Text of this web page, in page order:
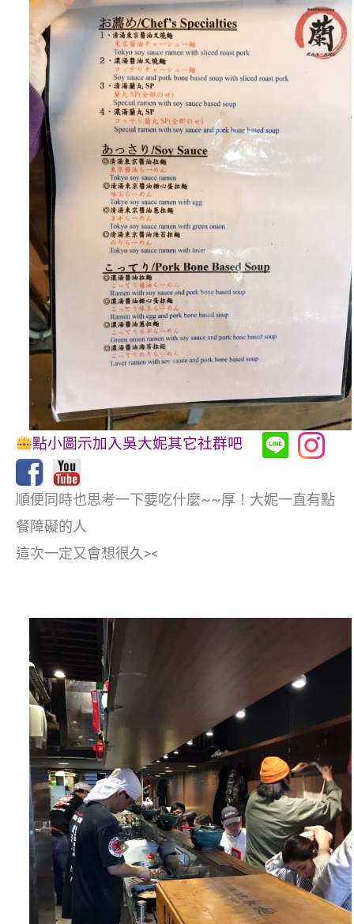
點小圖示加入吳大妮其它社群吧
順便同時也思考一下要吃什麼~~厚！大妮一直有點
餐障礙的人
這次一定又會想很久><